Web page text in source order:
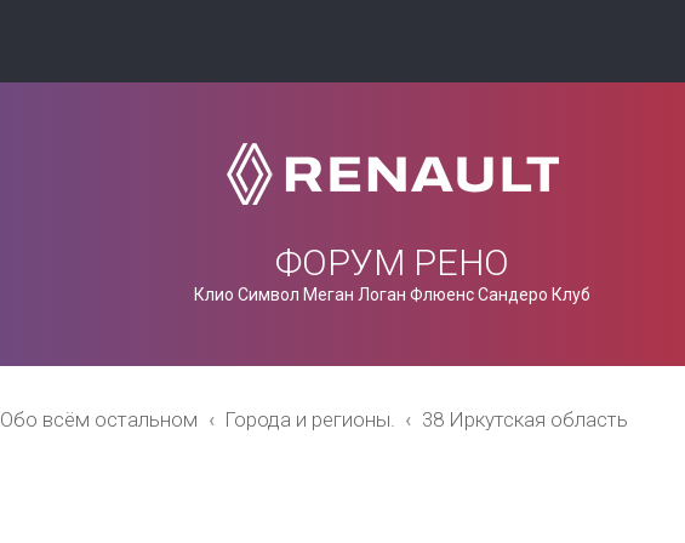
ФОРУМ РЕНО
Клио Символ Меган Логан Флюенс Сандеро Клуб
Обо всём остальном Города и регионы. 38 Иркутская область